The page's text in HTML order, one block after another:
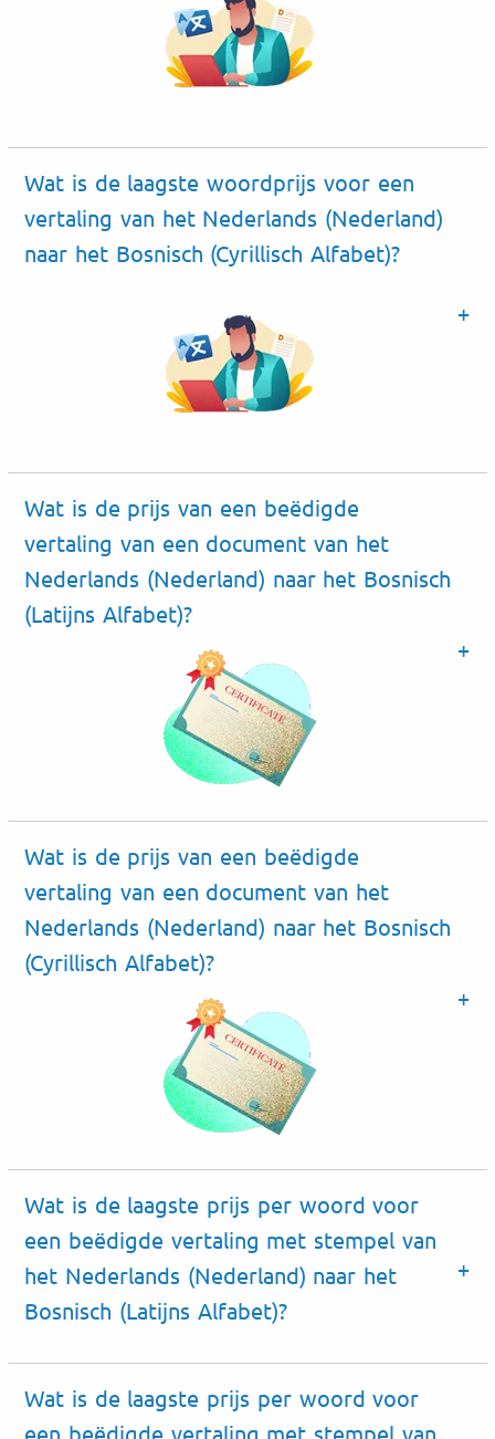
Wat is de laagste woordprijs voor een
vertaling van het Nederlands (Nederland)
naar het Bosnisch (Cyrillisch Alfabet)?
Wat is de prijs van een beëdigde
vertaling van een document van het
Nederlands (Nederland) naar het Bosnisch
(Latijns Alfabet)?
Wat is de prijs van een beëdigde
vertaling van een document van het
Nederlands (Nederland) naar het Bosnisch
(Cyrillisch Alfabet)?
Wat is de laagste prijs per woord voor
een beëdigde vertaling met stempel van
het Nederlands (Nederland) naar het
Bosnisch (Latijns Alfabet)?
Wat is de laagste prijs per woord voor
een beëdigde vertaling met stempel van